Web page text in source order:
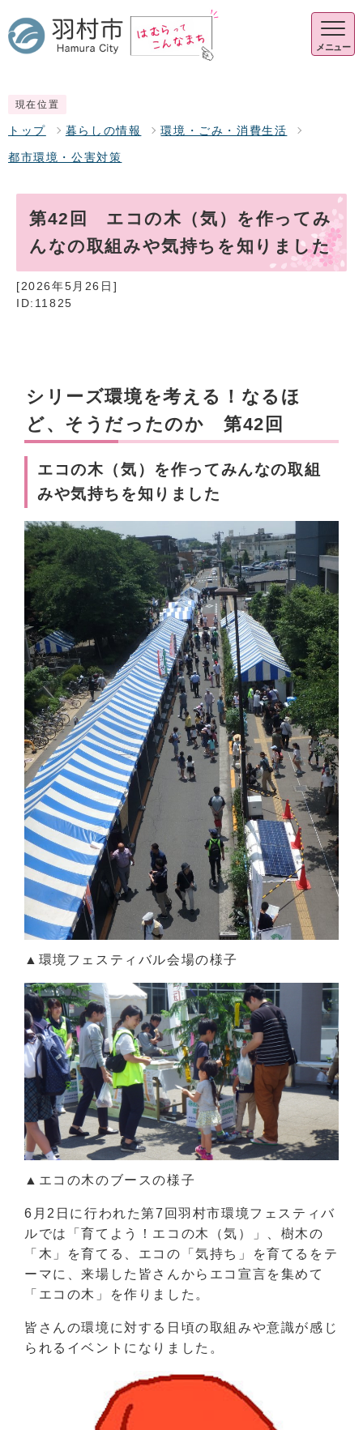
メニュー
現在位置
トップ 暮らしの情報 環境・ごみ・消費生活
都市環境・公害対策
第42回 エコの木（気）を作ってみ
んなの取組みや気持ちを知りました
[2026年5月26日]
ID:11825
シリーズ環境を考える！なるほ
ど、そうだったのか 第42回
エコの木（気）を作ってみんなの取組
みや気持ちを知りました
▲環境フェスティバル会場の様子
▲エコの木のブースの様子
6月2日に行われた第7回羽村市環境フェスティバ
ルでは「育てよう！エコの木（気）」、樹木の
「木」を育てる、エコの「気持ち」を育てるをテ
ーマに、来場した皆さんからエコ宣言を集めて
「エコの木」を作りました。
皆さんの環境に対する日頃の取組みや意識が感じ
られるイベントになりました。